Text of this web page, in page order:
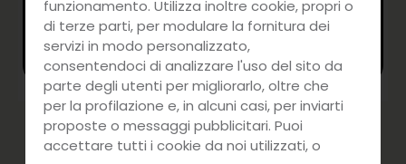
Ordina per
funzionamento. Utilizza inoltre cookie, propri o
di terze parti, per modulare la fornitura dei
servizi in modo personalizzato,
consentendoci di analizzare l'uso del sito da
parte degli utenti per migliorarlo, oltre che
per la profilazione e, in alcuni casi, per inviarti
proposte o messaggi pubblicitari. Puoi
accettare tutti i cookie da noi utilizzati, o